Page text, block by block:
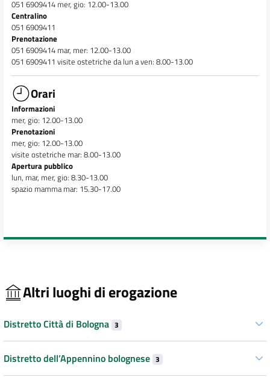
051 6909414 mer, gio: 12.00-13.00
Centralino
051 6909411
Prenotazione
051 6909414 mar, mer: 12.00-13.00
051 6909411 visite ostetriche da lun a ven: 8.00-13.00
Orari
Informazioni
mer, gio: 12.00-13.00
Prenotazioni
mer, gio: 12.00-13.00
visite ostetriche mar: 8.00-13.00
Apertura pubblico
lun, mar, mer, gio: 8.30-13.00
spazio mamma mar: 15.30-17.00
Altri luoghi di erogazione
Distretto Città di Bologna 3
Distretto dell’Appennino bolognese 3